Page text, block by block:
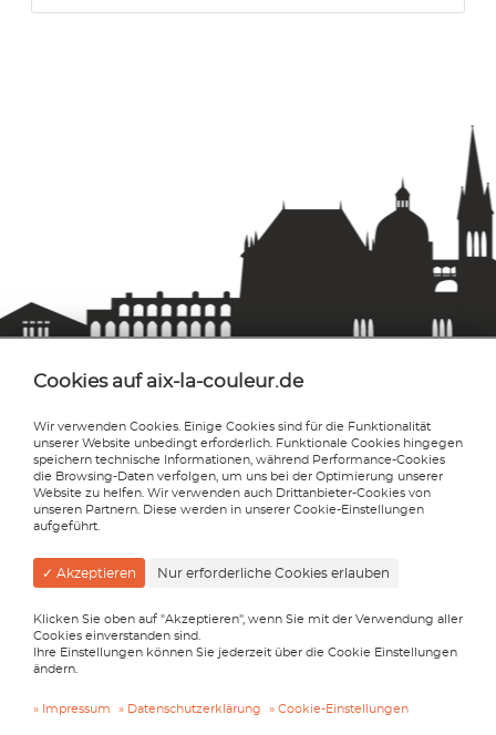
Aix-la-couleur
Sabine Syrig
Reinhardstraße 63
D-52078 Aachen
info@aix-la-couleur.de
0241 47581043
Facebook
XING
Cookies auf aix-la-couleur.de
Wir verwenden Cookies. Einige Cookies sind für die Funktionalität
unserer Website unbedingt erforderlich. Funktionale Cookies hingegen
speichern technische Informationen, während Performance-Cookies
die Browsing-Daten verfolgen, um uns bei der Optimierung unserer
Website zu helfen. Wir verwenden auch Drittanbieter-Cookies von
unseren Partnern. Diese werden in unserer Cookie-Einstellungen
aufgeführt.
✓ Akzeptieren Nur erforderliche Cookies erlauben
Klicken Sie oben auf "Akzeptieren", wenn Sie mit der Verwendung aller
Cookies einverstanden sind.
Ihre Einstellungen können Sie jederzeit über die Cookie Einstellungen
ändern.
Impressum Datenschutzerklärung Cookie-Einstellungen